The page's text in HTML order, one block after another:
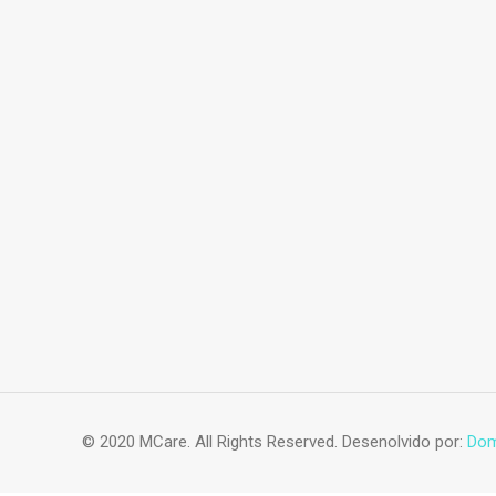
© 2020 MCare. All Rights Reserved. Desenolvido por: